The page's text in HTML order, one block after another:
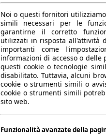
Noi o questi fornitori
simili necessari per le
garantirne il corretto
utilizzati in risposta all'attività
importanti come
informazioni di accesso o delle
questi cookie o tecnologie
disabilitato. Tuttavia, alcuni
cookie o strumenti simili o
cookie o strumenti simili
sito web.
Funzionalità avanzate della